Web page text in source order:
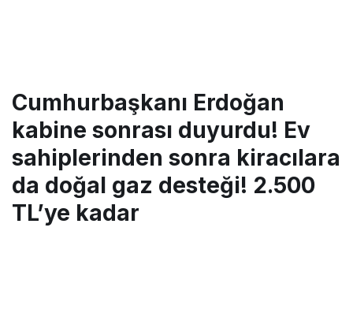
Cumhurbaşkanı Erdoğan
kabine sonrası duyurdu! Ev
sahiplerinden sonra kiracılara
da doğal gaz desteği! 2.500
TL’ye kadar